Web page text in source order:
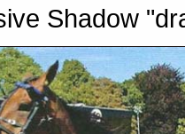
Shadow